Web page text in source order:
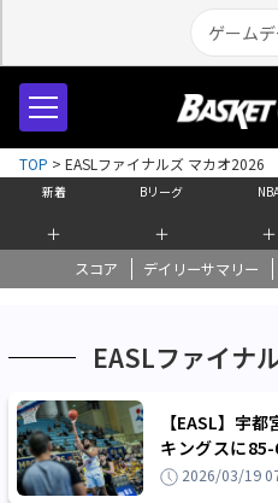
新着
＋
Bリーグ
＋ ＋
スコア デイリーサマリー
TOP > EASLファイナルズ マカオ2026
EASLファイナ
【EASL】宇
キングスに
グスの待つセ
2026/03/19